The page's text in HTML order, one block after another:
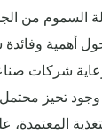
السموم من
أهمية
شركات
تحيز
المعتمدة،